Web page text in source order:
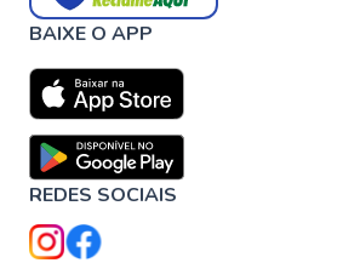
BAIXE O APP
REDES SOCIAIS